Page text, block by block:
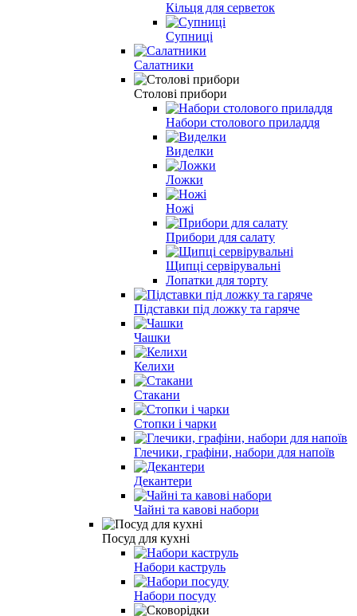
Кільця для серветок
Супниці
Салатники
Столові прибори
Набори столового приладдя
Виделки
Ложки
Ножі
Прибори для салату
Щипці сервірувальні
Лопатки для торту
Підставки під ложку та гаряче
Чашки
Келихи
Стакани
Стопки і чарки
Глечики, графіни, набори для напоїв
Декантери
Чайні та кавові набори
Посуд для кухні
Набори каструль
Набори посуду